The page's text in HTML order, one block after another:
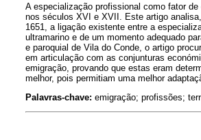
A especialização profissional como fator
nos séculos XVI e XVII. Este artigo
1651, a ligação existente entre a
ultramarino e de um momento adequado
e paroquial de Vila do Conde, o artigo
em articulação com as conjunturas
emigração, provando que estas eram
melhor, pois permitiam uma melhor
Palavras-chave: emigração; profissões;